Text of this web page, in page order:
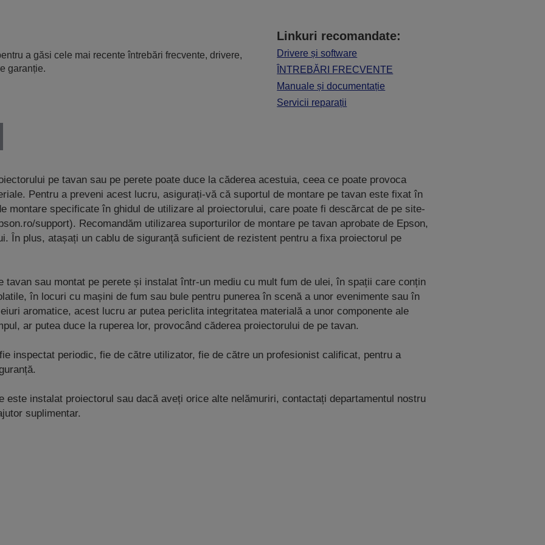
a găsi cele mai recente întrebări frecvente, drivere,
garanție.
Linkuri recomandate:
Drivere și software
ÎNTREBĂRI FRECVENTE
Manuale și documentație
Servicii reparații
pe tavan sau pe perete poate duce la căderea acestuia, ceea ce poate provoca
Pentru a preveni acest lucru, asigurați-vă că suportul de montare pe tavan este fixat în
montare specificate în ghidul de utilizare al proiectorului, care poate fi descărcat de pe site-
support). Recomandăm utilizarea suporturilor de montare pe tavan aprobate de Epson,
În plus, atașați un cablu de siguranță suficient de rezistent pentru a fixa proiectorul pe
tavan sau montat pe perete și instalat într-un mediu cu mult fum de ulei, în spații care conțin
în locuri cu mașini de fum sau bule pentru punerea în scenă a unor evenimente sau în
aromatice, acest lucru ar putea periclita integritatea materială a unor componente ale
ar putea duce la ruperea lor, provocând căderea proiectorului de pe tavan.
inspectat periodic, fie de către utilizator, fie de către un profesionist calificat, pentru a
este instalat proiectorul sau dacă aveți orice alte nelămuriri, contactați departamentul nostru
suplimentar.